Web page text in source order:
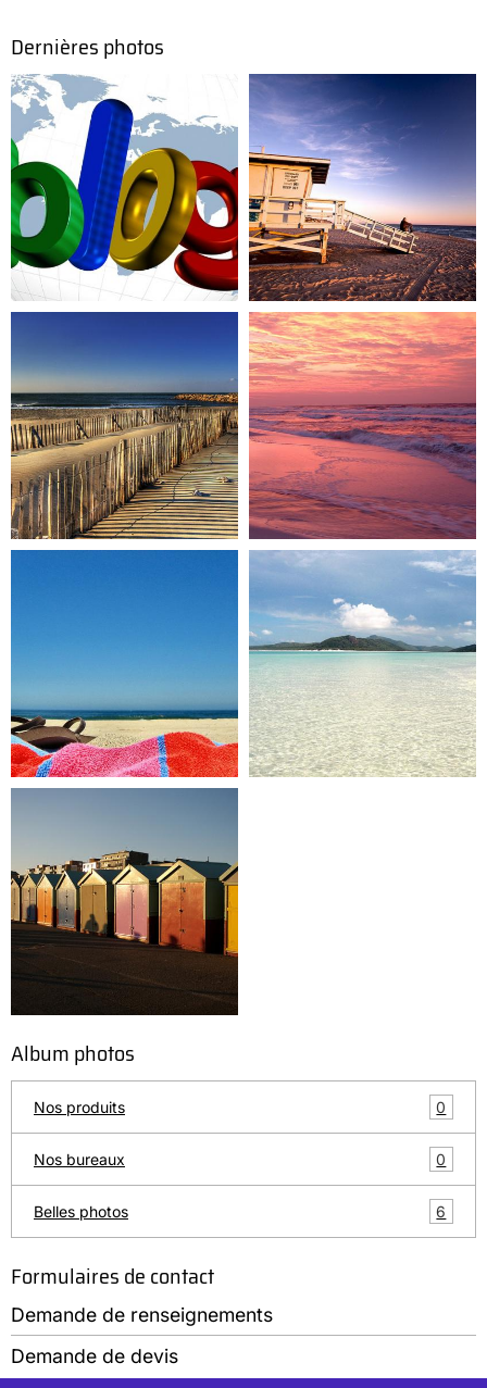
Dernières photos
Album photos
Nos produits 0
Nos bureaux 0
Belles photos 6
Formulaires de contact
Demande de renseignements
Demande de devis